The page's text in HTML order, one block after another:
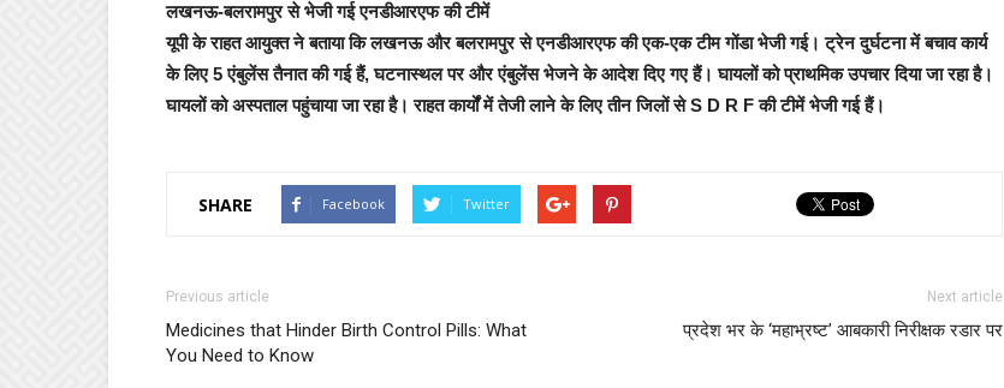
लखनऊ-बलरामपुर से भेजी गई एनडीआरएफ की टीमें
यूपी के राहत आयुक्त ने बताया क‍ि लखनऊ और बलरामपुर से एनडीआरएफ की एक-एक टीम गोंडा भेजी गई। ट्रेन दुर्घटना में बचाव कार्य
के लिए 5 एंबुलेंस तैनात की गई हैं, घटनास्थल पर और एंबुलेंस भेजने के आदेश दिए गए हैं। घायलों को प्राथमिक उपचार दिया जा रहा है।
घायलों को अस्पताल पहुंचाया जा रहा है। राहत कार्यों में तेजी लाने के लिए तीन जिलों से S D R F की टीमें भेजी गई हैं।
SHARE Facebook Twitter
Previous article
Medicines that Hinder Birth Control Pills: What
You Need to Know
Next article
प्रदेश भर के ‘महाभ्रष्ट’ आबकारी निरीक्षक रडार पर